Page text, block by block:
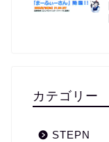
カテゴリー
STEPN